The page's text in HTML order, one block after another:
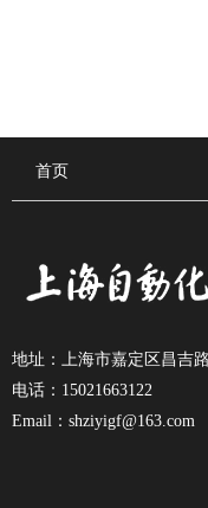
首页
地址：上海市嘉定区昌吉
电话：15021663122
Email：shziyigf@163.com